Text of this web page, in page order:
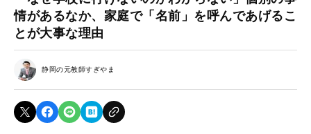
情があるなか、家庭で「名前」を呼んであげるこ
とが大事な理由
静岡の元教師すぎやま